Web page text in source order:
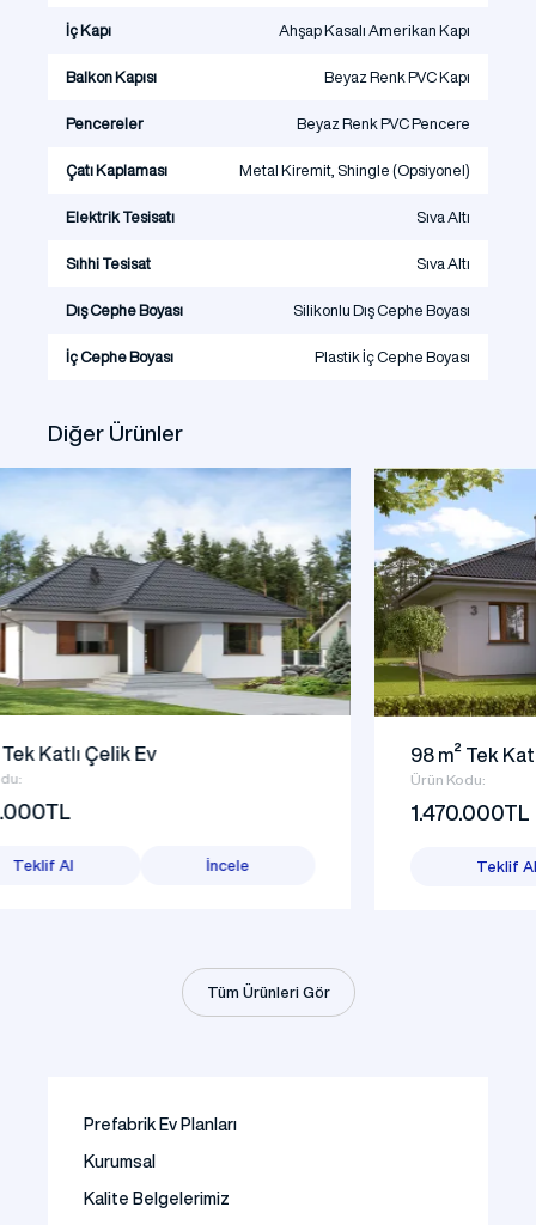
İç Kapı Ahşap Kasalı Amerikan Kapı
Balkon Kapısı Beyaz Renk PVC Kapı
Pencereler Beyaz Renk PVC Pencere
Çatı Kaplaması Metal Kiremit, Shingle (Opsiyonel)
Elektrik Tesisatı Sıva Altı
Sıhhi Tesisat Sıva Altı
Dış Cephe Boyası Silikonlu Dış Cephe Boyası
İç Cephe Boyası Plastik İç Cephe Boyası
Diğer Ürünler
98 m² Tek Katlı Çelik Ev
Teklif Al
Tüm Ürünleri Gör
Prefabrik Ev Planları
Kurumsal
Kalite Belgelerimiz